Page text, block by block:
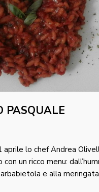
PASQUALE
aprile lo chef Andrea
con un ricco menu:
e alla